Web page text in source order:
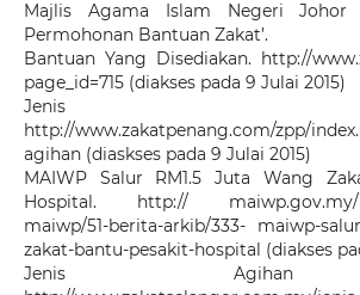
Majlis Agama Islam Negeri Johor
Permohonan Bantuan Zakat’.
Bantuan Yang Disediakan. http://
page_id=715 (diakses pada 9 Julai 2015)
Jenis
http://www.zakatpenang.com/zpp/
agihan (diaskses pada 9 Julai 2015)
MAIWP Salur RM1.5 Juta Wang
Hospital. http:// maiwp.gov.my/i/
maiwp/51-berita-arkib/333- maiwp-
zakat-bantu-pesakit-hospital (diakses
Jenis Agihan